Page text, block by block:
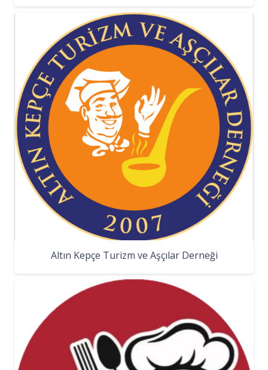
Altın Kepçe Turizm ve Aşçılar Derneği